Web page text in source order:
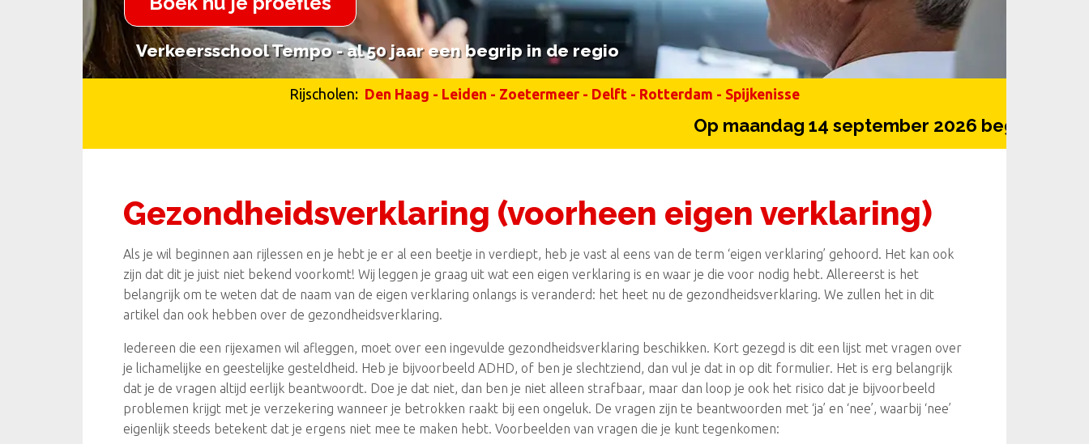
Verkeersschool Tempo - al 50 jaar een begrip in de regio
Verkeersschool Tempo - al 50 jaar een begrip in de regio
Rijscholen: Den Haag - Leiden - Zoetermeer - Delft - Rotterdam - Spijkenisse
Op maandag 14 september 2026 begint onze
Gezondheidsverklaring (voorheen eigen verklaring)
Als je wil beginnen aan rijlessen en je hebt je er al een beetje in verdiept, heb je vast al eens van de term ‘eigen verklaring’ gehoord. Het kan ook
zijn dat dit je juist niet bekend voorkomt! Wij leggen je graag uit wat een eigen verklaring is en waar je die voor nodig hebt. Allereerst is het
belangrijk om te weten dat de naam van de eigen verklaring onlangs is veranderd: het heet nu de gezondheidsverklaring. We zullen het in dit
artikel dan ook hebben over de gezondheidsverklaring.
Iedereen die een rijexamen wil afleggen, moet over een ingevulde gezondheidsverklaring beschikken. Kort gezegd is dit een lijst met vragen over
je lichamelijke en geestelijke gesteldheid. Heb je bijvoorbeeld ADHD, of ben je slechtziend, dan vul je dat in op dit formulier. Het is erg belangrijk
dat je de vragen altijd eerlijk beantwoordt. Doe je dat niet, dan ben je niet alleen strafbaar, maar dan loop je ook het risico dat je bijvoorbeeld
problemen krijgt met je verzekering wanneer je betrokken raakt bij een ongeluk. De vragen zijn te beantwoorden met ‘ja’ en ‘nee’, waarbij ‘nee’
eigenlijk steeds betekent dat je ergens niet mee te maken hebt. Voorbeelden van vragen die je kunt tegenkomen: